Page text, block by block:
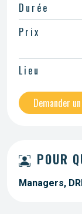
POUR
Managers,
Durée
Prix
Lieu
Demander